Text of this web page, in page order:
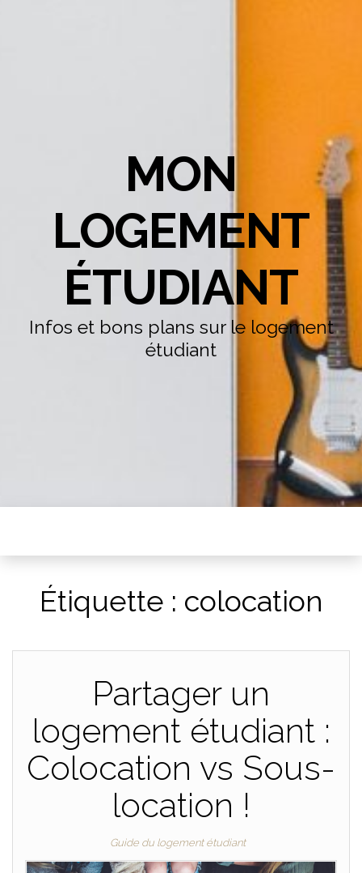
MON
LOGEMENT
ÉTUDIANT
Infos et bons plans sur le logement
étudiant
Étiquette : colocation
Partager un
logement étudiant :
Colocation vs Sous-
location !
Guide du logement étudiant